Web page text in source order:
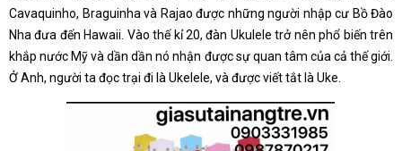
Cavaquinho, Braguinha và Rajao được những người nhập cư Bồ Đào
Nha đưa đến Hawaii. Vào thế kỉ 20, đàn Ukulele trở nên phổ biến trên
khắp nước Mỹ và dần dần nó nhận được sự quan tâm của cả thế giới.
Ở Anh, người ta đọc trại đi là Ukelele, và được viết tắt là Uke.